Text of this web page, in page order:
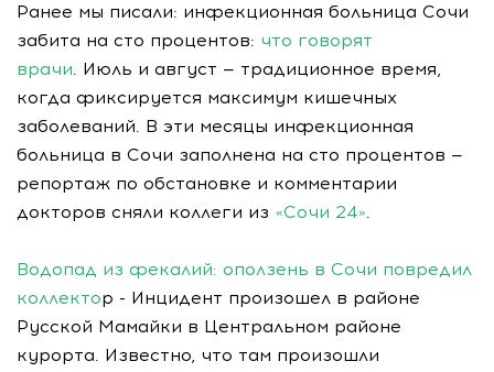
Ранее мы писали: инфекционная больница Сочи
забита на сто процентов: что говорят
врачи. Июль и август — традиционное время,
когда фиксируется максимум кишечных
заболеваний. В эти месяцы инфекционная
больница в Сочи заполнена на сто процентов —
репортаж по обстановке и комментарии
докторов сняли коллеги из «Сочи 24».
Водопад из фекалий: оползень в Сочи повредил
коллектор - Инцидент произошел в районе
Русской Мамайки в Центральном районе
курорта. Известно, что там произошли